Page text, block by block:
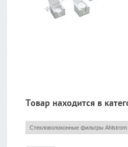
Товар находится в
Стекловолоконные фильтры